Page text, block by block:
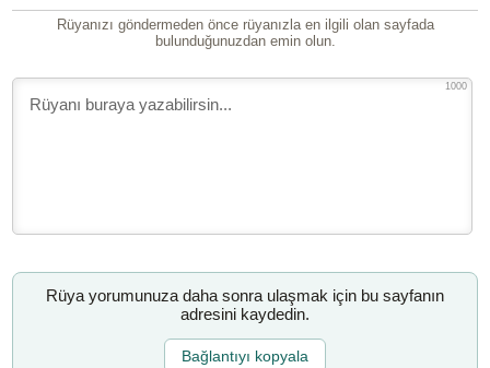
Rüyanızı göndermeden önce rüyanızla en ilgili olan sayfada
bulunduğunuzdan emin olun.
1000
Rüya yorumunuza daha sonra ulaşmak için bu sayfanın
adresini kaydedin.
Bağlantıyı kopyala